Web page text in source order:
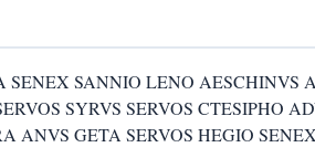
SENEX SANNIO LENO AESCHINVS
SYRVS SERVOS CTESIPHO
ANVS GETA SERVOS HEGIO